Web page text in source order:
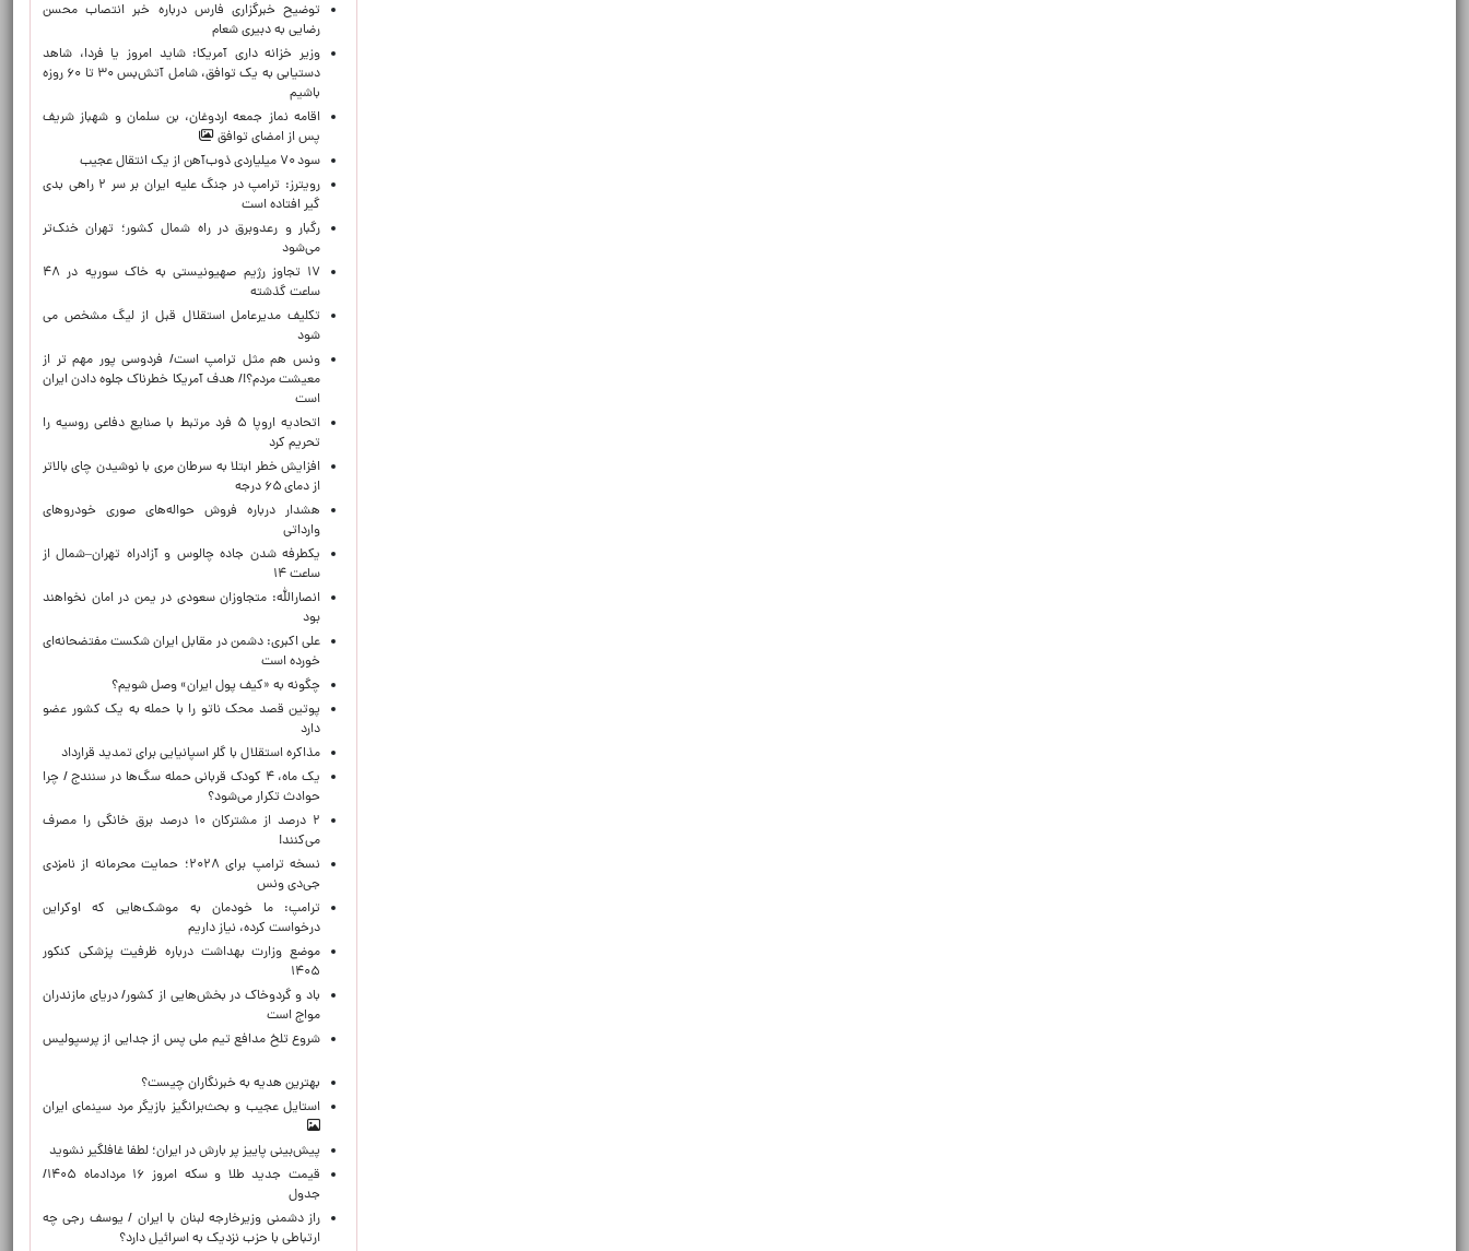
توضیح خبرگزاری فارس درباره خبر انتصاب محسن
رضایی به دبیری شعام
وزیر خزانه داری آمریکا: شاید امروز یا فردا، شاهد
دستیابی به یک توافق، شامل آتش‌بس ۳۰ تا ۶۰ روزه
باشیم
اقامه نماز جمعه اردوغان، بن ‌سلمان و شهباز شریف
پس از امضای توافق
سود ۷۰ میلیاردی ذوب‌آهن از یک انتقال عجیب
رویترز: ترامپ در جنگ علیه ایران بر سر ۲ راهی بدی
گیر افتاده است
رگبار و رعدوبرق در راه شمال کشور؛ تهران خنک‌تر
می‌شود
۱۷ تجاوز رژیم صهیونیستی به خاک سوریه در ۴۸
ساعت گذشته
تکلیف مدیرعامل استقلال قبل از لیگ مشخص می
شود
ونس هم مثل ترامپ است/ فردوسی پور مهم تر از
معیشت مردم؟!/ هدف آمریکا خطرناک جلوه دادن ایران
است
اتحادیه اروپا ۵ فرد مرتبط با صنایع دفاعی روسیه را
تحریم کرد
افزایش خطر ابتلا به سرطان مری با نوشیدن چای بالاتر
از دمای ۶۵ درجه
هشدار درباره فروش حواله‌های صوری خودروهای
وارداتی
یکطرفه شدن جاده چالوس و آزادراه تهران–شمال از
ساعت ۱۴
انصارالله: متجاوزان سعودی در یمن در امان نخواهند
بود
علی اکبری: دشمن در مقابل ایران شکست مفتضحانه‌ای
خورده است
چگونه به «کیف پول ایران» وصل شویم؟
پوتین قصد محک ناتو را با حمله به یک کشور عضو
دارد
مذاکره استقلال با گلر اسپانیایی برای تمدید قرارداد
یک ماه، ۴ کودک قربانی حمله سگ‌ها در سنندج / چرا
حوادث تکرار می‌شود؟
۲ درصد از مشترکان ۱۰ درصد برق خانگی را مصرف
می‌کنند!
نسخه ترامپ برای ۲۰۲۸؛ حمایت محرمانه از نامزدی
جی‌دی ونس
ترامپ: ما خودمان به موشک‌هایی که اوکراین
درخواست کرده، نیاز داریم
موضع وزارت بهداشت درباره ظرفیت پزشکی کنکور
۱۴۰۵
باد و گردوخاک در بخش‌هایی از کشور/ دریای مازندران
مواج است
شروع تلخ مدافع تیم ملی پس از جدایی از پرسپولیس
بهترین هدیه به خبرنگاران چیست؟
استایل عجیب و بحث‌برانگیز بازیگر مرد سینمای ایران
پیش‌بینی پاییز پر بارش در ایران؛ لطفا غافلگیر نشوید
قیمت جدید طلا و سکه امروز ۱۶ مردادماه ۱۴۰۵/
جدول
راز دشمنی وزیرخارجه لبنان با ایران / یوسف رجی چه
ارتباطی با حزب نزدیک به اسرائیل دارد؟